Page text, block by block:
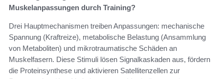
Muskelanpassungen durch Training?
Drei Hauptmechanismen treiben Anpassungen: mechanische
Spannung (Kraftreize), metabolische Belastung (Ansammlung
von Metaboliten) und mikrotraumatische Schäden an
Muskelfasern. Diese Stimuli lösen Signalkaskaden aus, fördern
die Proteinsynthese und aktivieren Satellitenzellen zur